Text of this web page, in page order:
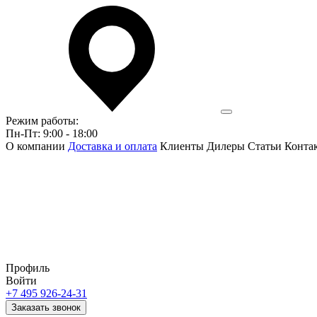
Режим работы:
Пн-Пт: 9:00 - 18:00
О компании Доставка и оплата Клиенты Дилеры Статьи
Профиль
Войти
+7 495 926-24-31
Заказать звонок